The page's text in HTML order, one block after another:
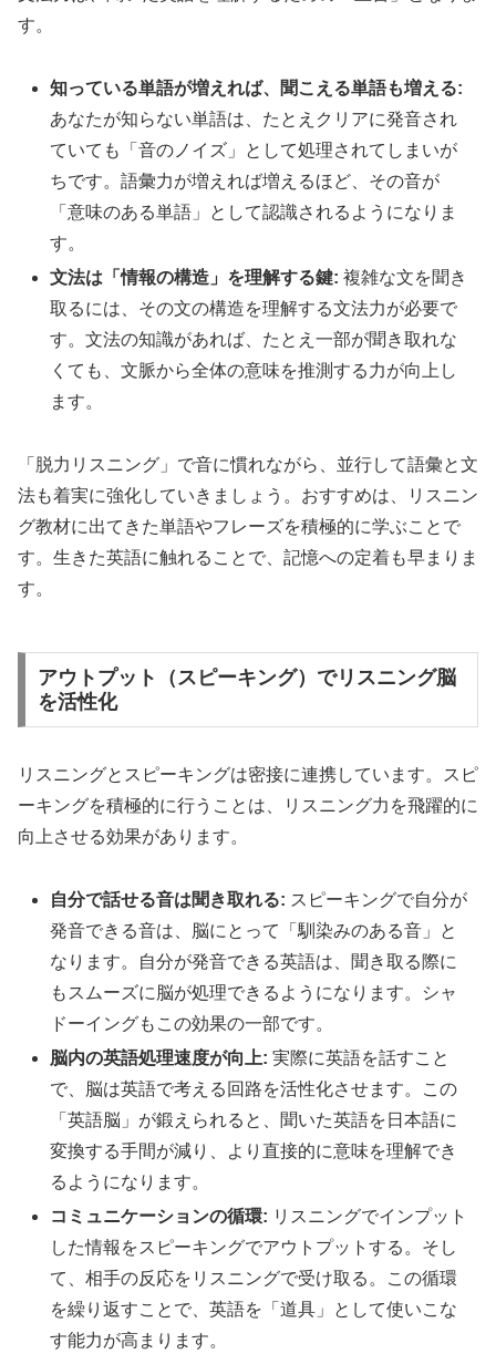
す。
知っている単語が増えれば、聞こえる単語も増える:
あなたが知らない単語は、たとえクリアに発音され
ていても「音のノイズ」として処理されてしまいが
ちです。語彙力が増えれば増えるほど、その音が
「意味のある単語」として認識されるようになりま
す。
文法は「情報の構造」を理解する鍵: 複雑な文を聞き
取るには、その文の構造を理解する文法力が必要で
す。文法の知識があれば、たとえ一部が聞き取れな
くても、文脈から全体の意味を推測する力が向上し
ます。
「脱力リスニング」で音に慣れながら、並行して語彙と文
法も着実に強化していきましょう。おすすめは、リスニン
グ教材に出てきた単語やフレーズを積極的に学ぶことで
す。生きた英語に触れることで、記憶への定着も早まりま
す。
アウトプット（スピーキング）でリスニング脳
を活性化
リスニングとスピーキングは密接に連携しています。スピ
ーキングを積極的に行うことは、リスニング力を飛躍的に
向上させる効果があります。
自分で話せる音は聞き取れる: スピーキングで自分が
発音できる音は、脳にとって「馴染みのある音」と
なります。自分が発音できる英語は、聞き取る際に
もスムーズに脳が処理できるようになります。シャ
ドーイングもこの効果の一部です。
脳内の英語処理速度が向上: 実際に英語を話すこと
で、脳は英語で考える回路を活性化させます。この
「英語脳」が鍛えられると、聞いた英語を日本語に
変換する手間が減り、より直接的に意味を理解でき
るようになります。
コミュニケーションの循環: リスニングでインプット
した情報をスピーキングでアウトプットする。そし
て、相手の反応をリスニングで受け取る。この循環
を繰り返すことで、英語を「道具」として使いこな
す能力が高まります。